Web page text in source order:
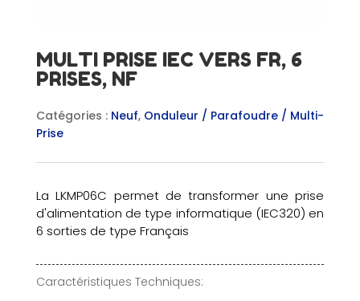
MULTI PRISE IEC VERS FR, 6
PRISES, NF
Catégories : Neuf, Onduleur / Parafoudre / Multi-
Prise
La LKMP06C permet de transformer une prise
d'alimentation de type informatique (IEC320) en
6 sorties de type Français
Caractéristiques Techniques: